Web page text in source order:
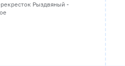
Рыздвяный -